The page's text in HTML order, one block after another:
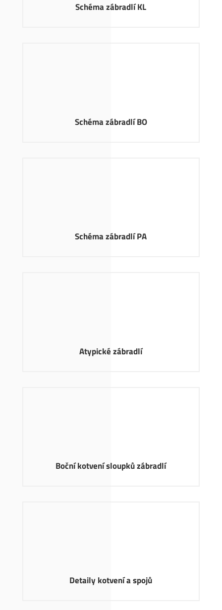
Schéma zábradlí KL
Schéma zábradlí BO
Schéma zábradlí PA
Atypické zábradlí
Boční kotvení sloupků zábradlí
Detaily kotvení a spojů